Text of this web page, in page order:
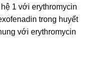
1 với erythromycin
trong huyết
với erythromycin